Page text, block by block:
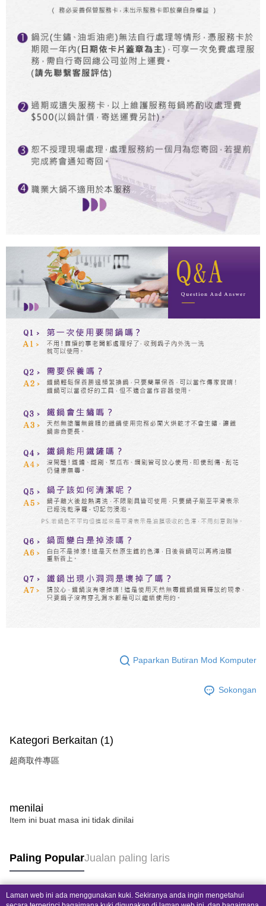
Paparkan Butiran Mod Komputer
Sokongan
Kategori Berkaitan (1)
超商取件專區
menilai
Item ini buat masa ini tidak dinilai
Paling PopularJualan paling laris
Laman web ini ada menggunakan kuki. Sekiranya anda ingin mengetahui